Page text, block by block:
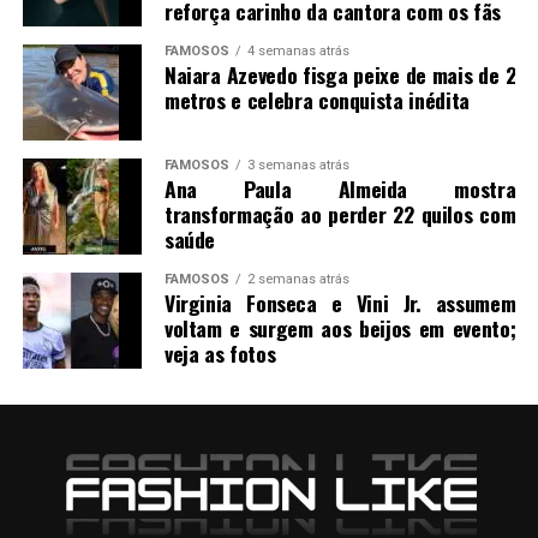
reforça carinho da cantora com os fãs
FAMOSOS 4 semanas atrás
Naiara Azevedo fisga peixe de mais de 2
metros e celebra conquista inédita
FAMOSOS 3 semanas atrás
Ana Paula Almeida mostra
transformação ao perder 22 quilos com
saúde
FAMOSOS 2 semanas atrás
Virginia Fonseca e Vini Jr. assumem
voltam e surgem aos beijos em evento;
veja as fotos